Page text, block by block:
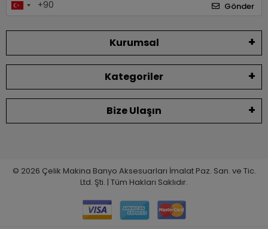
Gönder
Kurumsal
Kategoriler
Bize Ulaşın
© 2026 Çelik Makina Banyo Aksesuarları İmalat Paz. San. ve Tic.
Ltd. Şti. | Tüm Hakları Saklıdır.